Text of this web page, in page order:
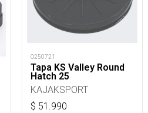
O250721
Tapa KS Valley Round
Hatch 25
KAJAKSPORT
$ 51.990